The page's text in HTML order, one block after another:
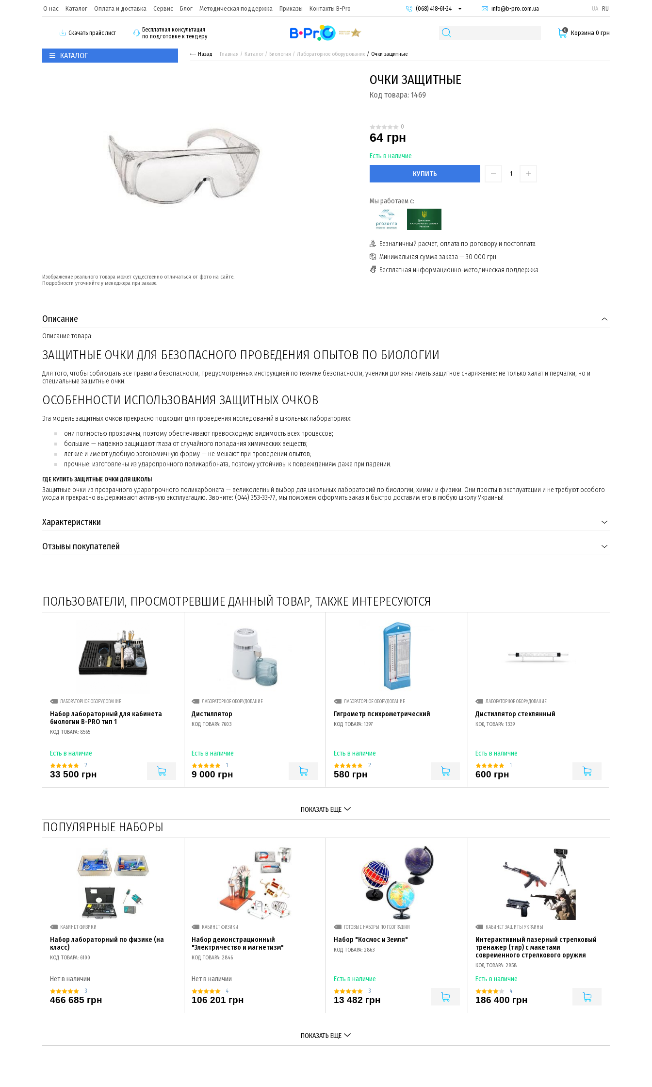
О нас Каталог Оплата и доставка Сервис Блог Методическая поддержка Приказы Контакты B-Pro
(068) 418-61-24
(095) 987-29-55
info@b-pro.com.ua UA RU
Скачать прайс лист
Бесплатная консультация
по подготовке к тендеру
0 Корзина 0 грн
КАТАЛОГ Назад Главная Каталог Биология Лабораторное оборудование Очки защитные
Изображение реального товара может существенно отличаться от фото на сайте.
Подробности уточняйте у менеджера при заказе.
ОЧКИ ЗАЩИТНЫЕ
Код товара: 1469
0
64 грн
Есть в наличие
КУПИТЬ
Мы работаем с:
Безналичный расчет, оплата по договору и постоплата
Минимальная сумма заказа — 30 000 грн
Бесплатная информационно-методическая поддержка
Описание
Описание товара:
ЗАЩИТНЫЕ ОЧКИ ДЛЯ БЕЗОПАСНОГО ПРОВЕДЕНИЯ ОПЫТОВ ПО БИОЛОГИИ
Для того, чтобы соблюдать все правила безопасности, предусмотренных инструкцией по технике безопасности, ученики должны иметь защитное снаряжение: не только халат и перчатки, но и
специальные защитные очки.
ОСОБЕННОСТИ ИСПОЛЬЗОВАНИЯ ЗАЩИТНЫХ ОЧКОВ
Эта модель защитных очков прекрасно подходит для проведения исследований в школьных лабораториях:
они полностью прозрачны, поэтому обеспечивают превосходную видимость всех процессов;
большие — надежно защищают глаза от случайного попадания химических веществ;
легкие и имеют удобную эргономичную форму — не мешают при проведении опытов;
прочные: изготовлены из ударопрочного поликарбоната, поэтому устойчивы к повреждениям даже при падении.
ГДЕ КУПИТЬ ЗАЩИТНЫЕ ОЧКИ ДЛЯ ШКОЛЫ
Защитные очки из прозрачного ударопрочного поликарбоната — великолепный выбор для школьных лабораторий по биологии, химии и физики. Они просты в эксплуатации и не требуют особого
ухода и прекрасно выдерживают активную эксплуатацию. Звоните: (044) 353-33-77, мы поможем оформить заказ и быстро доставим его в любую школу Украины!
Характеристики
Отзывы покупателей
ПОЛЬЗОВАТЕЛИ, ПРОСМОТРЕВШИЕ ДАННЫЙ ТОВАР, ТАКЖЕ ИНТЕРЕСУЮТСЯ
ЛАБОРАТОРНОЕ ОБОРУДОВАНИЕ
Набор лабораторный для кабинета
биологии B-PRO тип 1
КОД ТОВАРА: 8565
Есть в наличие
2
33 500 грн
ЛАБОРАТОРНОЕ ОБОРУДОВАНИЕ
Дистиллятор
КОД ТОВАРА: 7603
Есть в наличие
1
9 000 грн
ЛАБОРАТОРНОЕ ОБОРУДОВАНИЕ
Гигрометр психрометрический
КОД ТОВАРА: 1397
Есть в наличие
2
580 грн
ЛАБОРАТОРНОЕ ОБОРУДОВАНИЕ
Дистиллятор стеклянный
КОД ТОВАРА: 1339
Есть в наличие
1
600 грн
ПОКАЗАТЬ ЕЩЕ
ПОПУЛЯРНЫЕ НАБОРЫ
КАБИНЕТ ФИЗИКИ
Набор лабораторный по физике (на
класс)
КОД ТОВАРА: 6100
Нет в наличии
3
466 685 грн
КАБИНЕТ ФИЗИКИ
Набор демонстрационный
"Электричество и магнетизм"
КОД ТОВАРА: 2846
Нет в наличии
4
106 201 грн
ГОТОВЫЕ НАБОРЫ ПО ГЕОГРАФИИ
Набор "Космос и Земля"
КОД ТОВАРА: 2863
Есть в наличие
3
13 482 грн
КАБИНЕТ ЗАЩИТЫ УКРАИНЫ
Интерактивный лазерный стрелковый
тренажер (тир) с макетами
современного стрелкового оружия
КОД ТОВАРА: 2858
Есть в наличие
4
186 400 грн
ПОКАЗАТЬ ЕЩЕ